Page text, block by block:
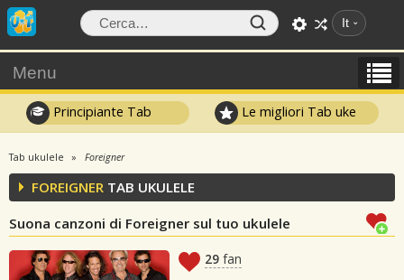
It
Menu
Principiante Tab Le migliori Tab uke
Tab ukulele Foreigner
FOREIGNER TAB UKULELE
Suona canzoni di Foreigner sul tuo ukulele
29 fan